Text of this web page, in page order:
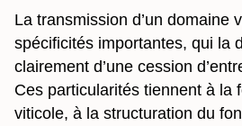
La transmission d’un domaine
spécificités importantes, qui la
clairement d’une cession
Ces particularités tiennent à la
viticole, à la structuration du